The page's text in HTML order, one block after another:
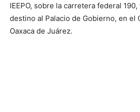
IEEPO, sobre la carretera federal 190,
destino al Palacio de Gobierno, en el
Oaxaca de Juárez.